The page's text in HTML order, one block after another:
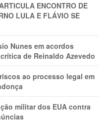
ENCONTRO DE
LULA E FLÁVIO SE
Nunes em acordos
de Reinaldo Azevedo
ao processo legal em
militar dos EUA contra